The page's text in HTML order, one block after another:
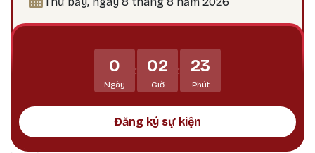
Phật Bản Tôn Mẫu Tính.
0
Ngày
: 02
Giờ
: 23
Phút
Đăng ký sự kiện